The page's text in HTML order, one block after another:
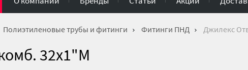
Полиэтиленовые трубы и фитинги Фитинги ПНД Джилекс
32х1"М